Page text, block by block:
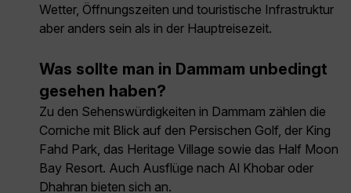
Wetter, Öffnungszeiten und touristische Infrastruktur
aber anders sein als in der Hauptreisezeit.
Was sollte man in Dammam unbedingt
gesehen haben?
Zu den Sehenswürdigkeiten in Dammam zählen die
Corniche mit Blick auf den Persischen Golf, der King
Fahd Park, das Heritage Village sowie das Half Moon
Bay Resort. Auch Ausflüge nach Al Khobar oder
Dhahran bieten sich an.